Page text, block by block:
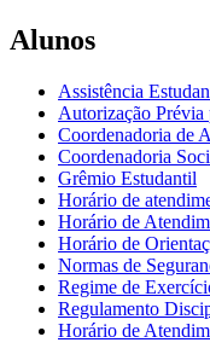
Alunos
Assistência
Autorização Prévia
Coordenadoria de
Coordenadoria
Grêmio Estudantil
Horário de
Horário de
Horário de
Normas de
Regime de
Regulamento
Horário de